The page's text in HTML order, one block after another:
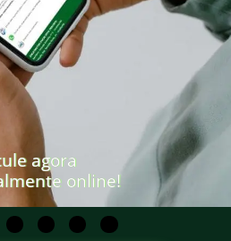
agora
online!